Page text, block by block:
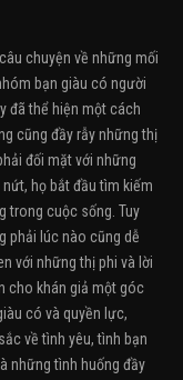
chuyện về những mối
bạn giàu có người
đã thể hiện một cách
cũng đầy rẫy những thị
đối mặt với những
họ bắt đầu tìm kiếm
trong cuộc sống. Tuy
phải lúc nào cũng dễ
với những thị phi và lời
cho khán giả một góc
có và quyền lực,
về tình yêu, tình bạn
những tình huống đầy